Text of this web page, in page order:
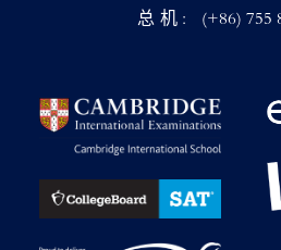
总机: (+86) 755